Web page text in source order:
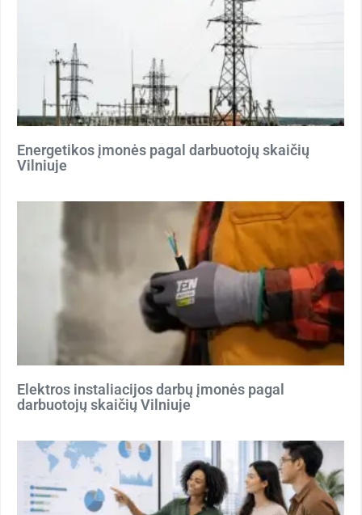
Energetikos įmonės pagal darbuotojų skaičių
Vilniuje
Elektros instaliacijos darbų įmonės pagal
darbuotojų skaičių Vilniuje